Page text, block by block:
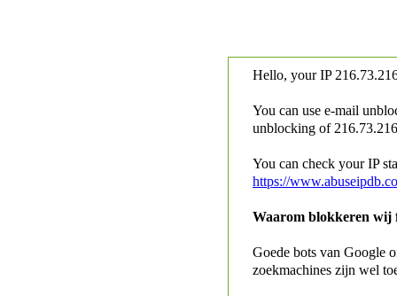
Hello, your IP
You can use e-mail
unblocking of
You can check your IP
https://
Waarom blokkeren wij
Goede bots van Google
zoekmachines zijn wel